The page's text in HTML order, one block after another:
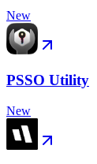
New
PSSO Utility
New